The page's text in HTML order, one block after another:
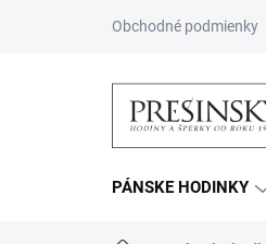
Obchodné podmienky
PÁNSKE HODINKY